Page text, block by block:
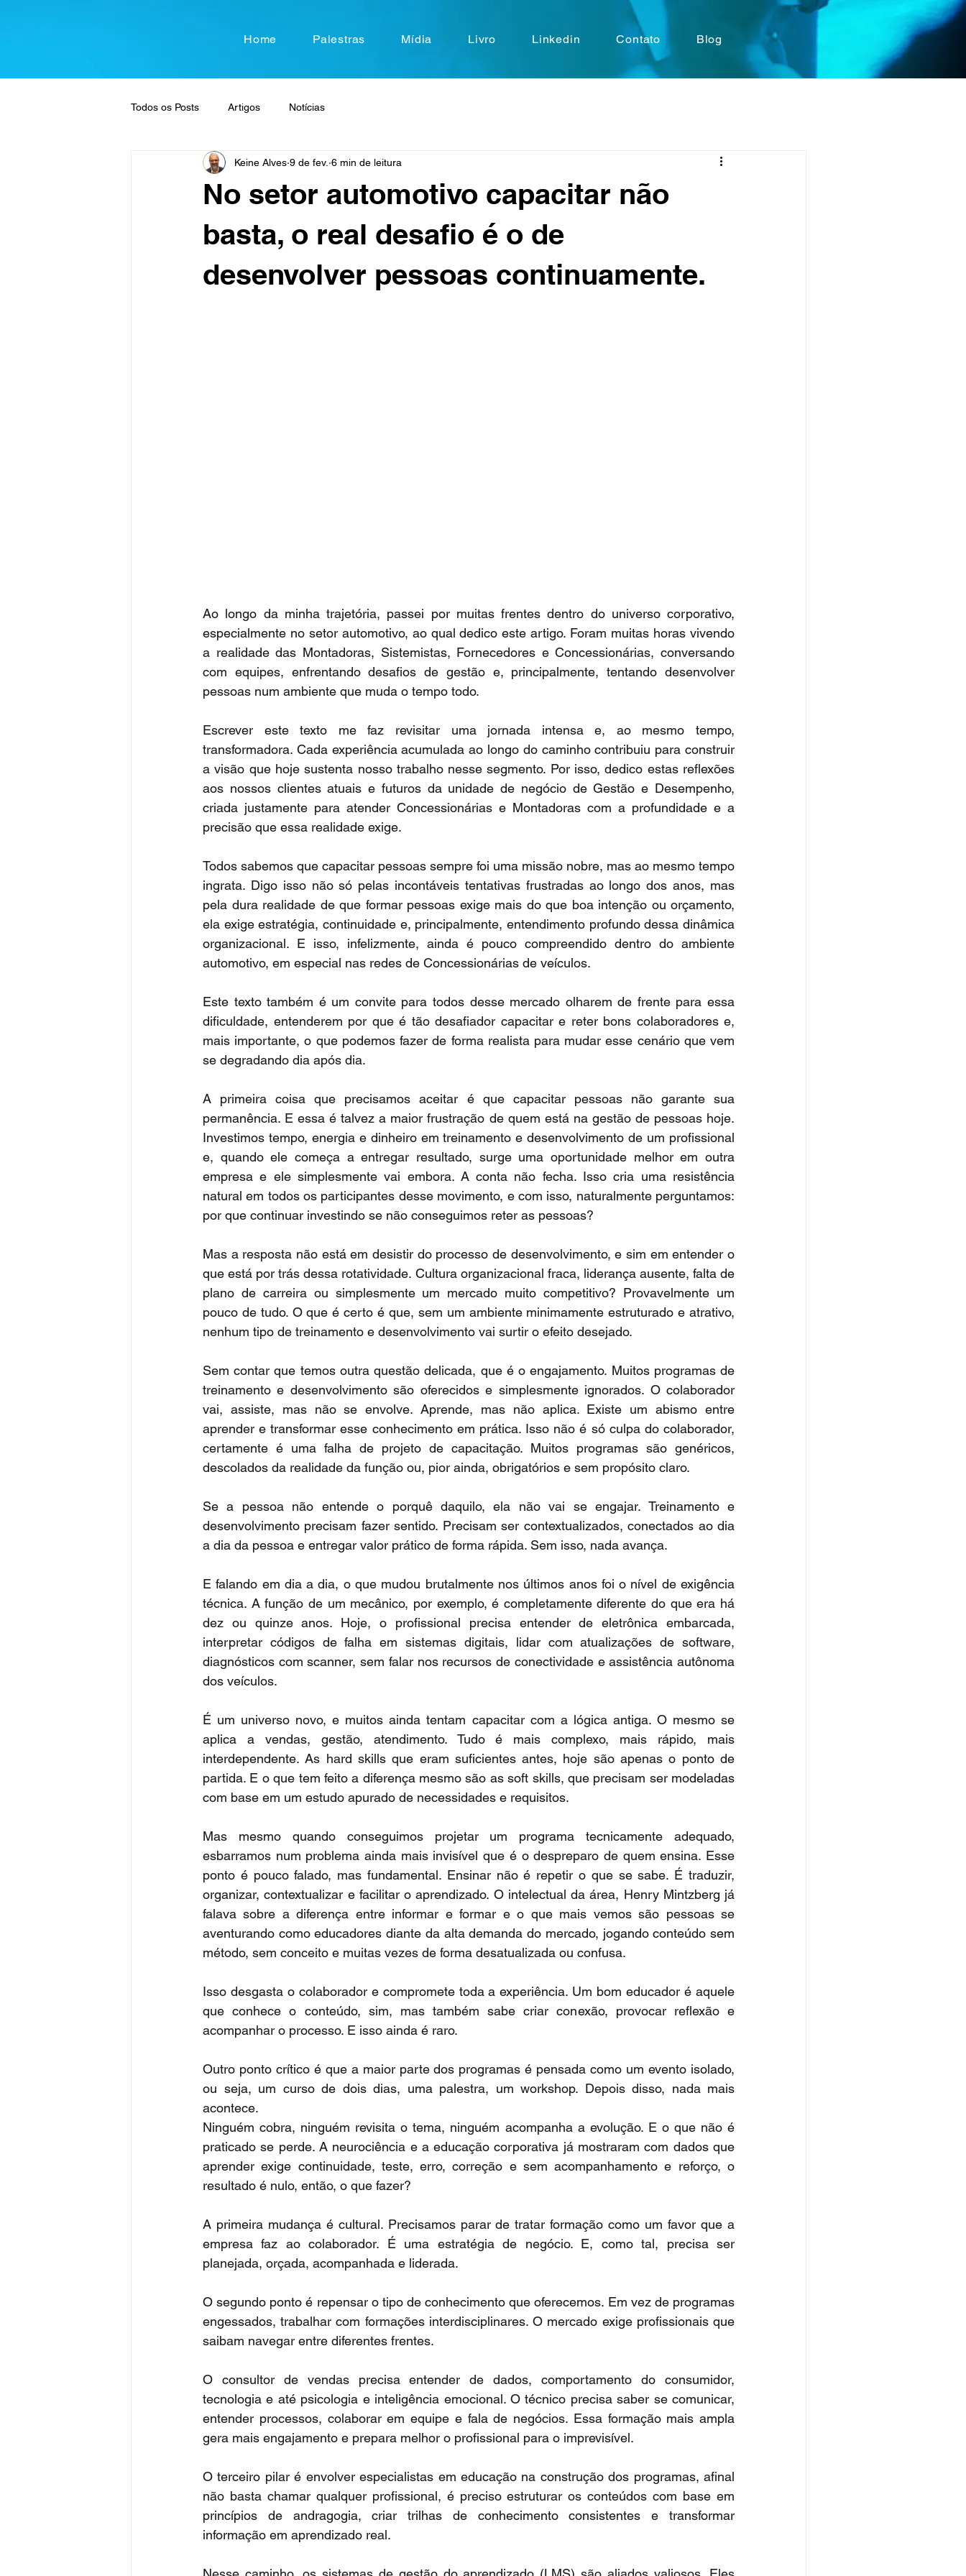
Home Palestras Mídia Livro Linkedin Contato Blog
Todos os Posts Artigos Notícias
No setor automotivo capacitar não
basta, o real desafio é o de
desenvolver pessoas continuamente.
Keine Alves 9 de fev. 6 min de leitura
Ao longo da minha trajetória, passei por muitas frentes dentro do universo corporativo,
especialmente no setor automotivo, ao qual dedico este artigo. Foram muitas horas vivendo
a realidade das Montadoras, Sistemistas, Fornecedores e Concessionárias, conversando
com equipes, enfrentando desafios de gestão e, principalmente, tentando desenvolver
pessoas num ambiente que muda o tempo todo.
Escrever este texto me faz revisitar uma jornada intensa e, ao mesmo tempo,
transformadora. Cada experiência acumulada ao longo do caminho contribuiu para construir
a visão que hoje sustenta nosso trabalho nesse segmento. Por isso, dedico estas reflexões
aos nossos clientes atuais e futuros da unidade de negócio de Gestão e Desempenho,
criada justamente para atender Concessionárias e Montadoras com a profundidade e a
precisão que essa realidade exige.
Todos sabemos que capacitar pessoas sempre foi uma missão nobre, mas ao mesmo tempo
ingrata. Digo isso não só pelas incontáveis tentativas frustradas ao longo dos anos, mas
pela dura realidade de que formar pessoas exige mais do que boa intenção ou orçamento,
ela exige estratégia, continuidade e, principalmente, entendimento profundo dessa dinâmica
organizacional. E isso, infelizmente, ainda é pouco compreendido dentro do ambiente
automotivo, em especial nas redes de Concessionárias de veículos.
Este texto também é um convite para todos desse mercado olharem de frente para essa
dificuldade, entenderem por que é tão desafiador capacitar e reter bons colaboradores e,
mais importante, o que podemos fazer de forma realista para mudar esse cenário que vem
se degradando dia após dia.
A primeira coisa que precisamos aceitar é que capacitar pessoas não garante sua
permanência. E essa é talvez a maior frustração de quem está na gestão de pessoas hoje.
Investimos tempo, energia e dinheiro em treinamento e desenvolvimento de um profissional
e, quando ele começa a entregar resultado, surge uma oportunidade melhor em outra
empresa e ele simplesmente vai embora. A conta não fecha. Isso cria uma resistência
natural em todos os participantes desse movimento, e com isso, naturalmente perguntamos:
por que continuar investindo se não conseguimos reter as pessoas?
Mas a resposta não está em desistir do processo de desenvolvimento, e sim em entender o
que está por trás dessa rotatividade. Cultura organizacional fraca, liderança ausente, falta de
plano de carreira ou simplesmente um mercado muito competitivo? Provavelmente um
pouco de tudo. O que é certo é que, sem um ambiente minimamente estruturado e atrativo,
nenhum tipo de treinamento e desenvolvimento vai surtir o efeito desejado.
Sem contar que temos outra questão delicada, que é o engajamento. Muitos programas de
treinamento e desenvolvimento são oferecidos e simplesmente ignorados. O colaborador
vai, assiste, mas não se envolve. Aprende, mas não aplica. Existe um abismo entre
aprender e transformar esse conhecimento em prática. Isso não é só culpa do colaborador,
certamente é uma falha de projeto de capacitação. Muitos programas são genéricos,
descolados da realidade da função ou, pior ainda, obrigatórios e sem propósito claro.
Se a pessoa não entende o porquê daquilo, ela não vai se engajar. Treinamento e
desenvolvimento precisam fazer sentido. Precisam ser contextualizados, conectados ao dia
a dia da pessoa e entregar valor prático de forma rápida. Sem isso, nada avança.
E falando em dia a dia, o que mudou brutalmente nos últimos anos foi o nível de exigência
técnica. A função de um mecânico, por exemplo, é completamente diferente do que era há
dez ou quinze anos. Hoje, o profissional precisa entender de eletrônica embarcada,
interpretar códigos de falha em sistemas digitais, lidar com atualizações de software,
diagnósticos com scanner, sem falar nos recursos de conectividade e assistência autônoma
dos veículos.
É um universo novo, e muitos ainda tentam capacitar com a lógica antiga. O mesmo se
aplica a vendas, gestão, atendimento. Tudo é mais complexo, mais rápido, mais
interdependente. As hard skills que eram suficientes antes, hoje são apenas o ponto de
partida. E o que tem feito a diferença mesmo são as soft skills, que precisam ser modeladas
com base em um estudo apurado de necessidades e requisitos.
Mas mesmo quando conseguimos projetar um programa tecnicamente adequado,
esbarramos num problema ainda mais invisível que é o despreparo de quem ensina. Esse
ponto é pouco falado, mas fundamental. Ensinar não é repetir o que se sabe. É traduzir,
organizar, contextualizar e facilitar o aprendizado. O intelectual da área, Henry Mintzberg já
falava sobre a diferença entre informar e formar e o que mais vemos são pessoas se
aventurando como educadores diante da alta demanda do mercado, jogando conteúdo sem
método, sem conceito e muitas vezes de forma desatualizada ou confusa.
Isso desgasta o colaborador e compromete toda a experiência. Um bom educador é aquele
que conhece o conteúdo, sim, mas também sabe criar conexão, provocar reflexão e
acompanhar o processo. E isso ainda é raro.
Outro ponto crítico é que a maior parte dos programas é pensada como um evento isolado,
ou seja, um curso de dois dias, uma palestra, um workshop. Depois disso, nada mais
acontece.
Ninguém cobra, ninguém revisita o tema, ninguém acompanha a evolução. E o que não é
praticado se perde. A neurociência e a educação corporativa já mostraram com dados que
aprender exige continuidade, teste, erro, correção e sem acompanhamento e reforço, o
resultado é nulo, então, o que fazer?
A primeira mudança é cultural. Precisamos parar de tratar formação como um favor que a
empresa faz ao colaborador. É uma estratégia de negócio. E, como tal, precisa ser
planejada, orçada, acompanhada e liderada.
O segundo ponto é repensar o tipo de conhecimento que oferecemos. Em vez de programas
engessados, trabalhar com formações interdisciplinares. O mercado exige profissionais que
saibam navegar entre diferentes frentes.
O consultor de vendas precisa entender de dados, comportamento do consumidor,
tecnologia e até psicologia e inteligência emocional. O técnico precisa saber se comunicar,
entender processos, colaborar em equipe e fala de negócios. Essa formação mais ampla
gera mais engajamento e prepara melhor o profissional para o imprevisível.
O terceiro pilar é envolver especialistas em educação na construção dos programas, afinal
não basta chamar qualquer profissional, é preciso estruturar os conteúdos com base em
princípios de andragogia, criar trilhas de conhecimento consistentes e transformar
informação em aprendizado real.